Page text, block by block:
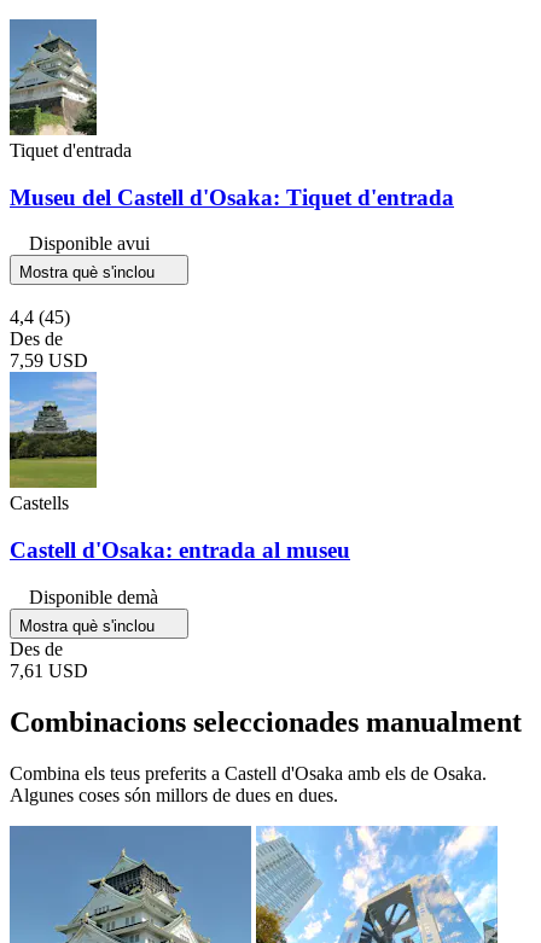
Tiquet d'entrada
Museu del Castell d'Osaka: Tiquet d'entrada
Disponible avui
Mostra què s'inclou
4,4 (45)
Des de
7,59 USD
Castells
Castell d'Osaka: entrada al museu
Disponible demà
Mostra què s'inclou
Des de
7,61 USD
Combinacions seleccionades manualment
Combina els teus preferits a Castell d'Osaka amb els de Osaka.
Algunes coses són millors de dues en dues.